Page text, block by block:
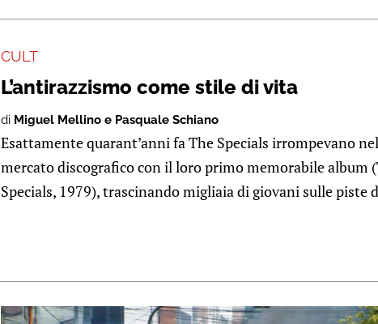
CULT
L’antirazzismo come stile di vita
di Miguel Mellino e Pasquale Schiano
Esattamente quarant’anni fa The Specials irrompevano nel
mercato discografico con il loro primo memorabile album
Specials, 1979), trascinando migliaia di giovani sulle piste